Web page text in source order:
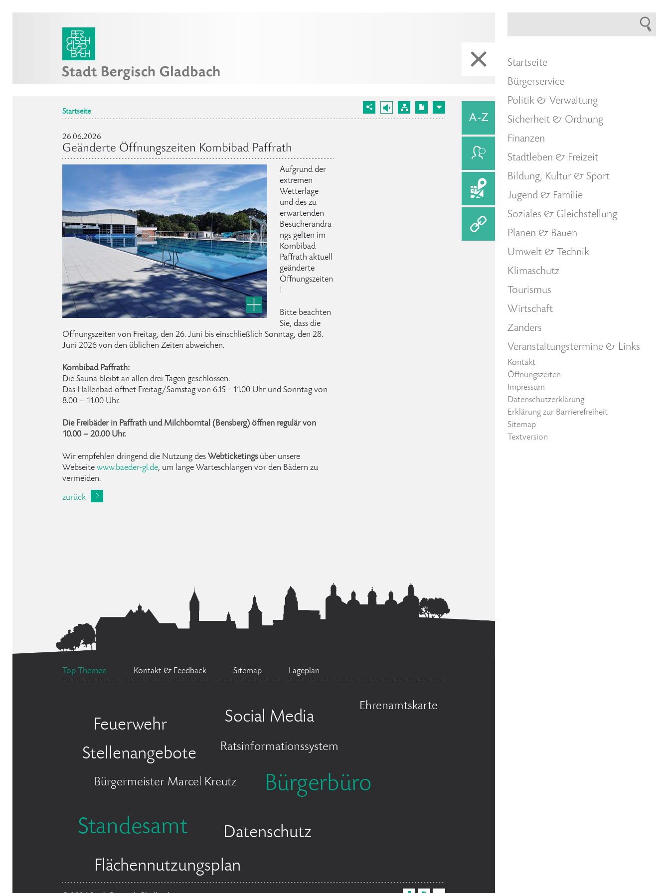
Startseite
26.06.2026
Geänderte Öffnungszeiten Kombibad Paffrath
Aufgrund der
extremen
Wetterlage
und des zu
erwartenden
Besucherandra
ngs gelten im
Kombibad
Paffrath aktuell
geänderte
Öffnungszeiten
!
Bitte beachten
Sie, dass die
Öffnungszeiten von Freitag, den 26. Juni bis einschließlich Sonntag, den 28.
Juni 2026 von den üblichen Zeiten abweichen.
Kombibad Paffrath:
Die Sauna bleibt an allen drei Tagen geschlossen.
Das Hallenbad öffnet Freitag/Samstag von 6.15 - 11.00 Uhr und Sonntag von
8.00 – 11.00 Uhr.
Die Freibäder in Paffrath und Milchborntal (Bensberg) öffnen regulär von
10.00 – 20.00 Uhr.
Wir empfehlen dringend die Nutzung des Webticketingsüber unsere
Webseite www.baeder-gl.de, um lange Warteschlangen vor den Bädern zu
vermeiden.
zurück
Top Themen Kontakt & Feedback Sitemap Lageplan
Feuerwehr Social Media
Ehrenamtskarte
Stellenangebote Ratsinformationssystem
Bürgermeister Marcel Kreutz
Bürgerbüro
Standesamt
Datenschutz
Flächennutzungsplan
Startseite
Bürgerservice
Politik & Verwaltung
Sicherheit & Ordnung
Finanzen
Stadtleben & Freizeit
Bildung, Kultur & Sport
Jugend & Familie
Soziales & Gleichstellung
Planen & Bauen
Umwelt & Technik
Klimaschutz
Tourismus
Wirtschaft
Zanders
Veranstaltungstermine & Links
Kontakt
Öffnungszeiten
Impressum
Datenschutzerklärung
Erklärung zur Barrierefreiheit
Sitemap
Textversion